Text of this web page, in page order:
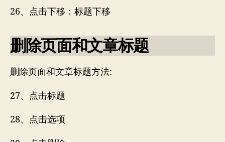
26、点击下移：标题下移
删除页面和文章标题
删除页面和文章标题方法:
27、点击标题
28、点击选项